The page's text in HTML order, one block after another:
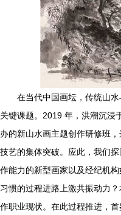
在当代中国画坛，传统山
关键课题。2019 年，洪潮沉浸
办的新山水画主题创作研修班
技艺的集体突破。应此，我们
作能力的新型画家以及经纪机
习惯的过程进路上激共振动力
作职业现状。在此过程推进，